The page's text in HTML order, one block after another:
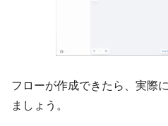
フローが作成できたら、実際
ましょう。